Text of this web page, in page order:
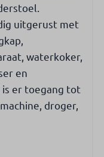
uitgerust met
waterkoker,
en
is er toegang tot
droger,